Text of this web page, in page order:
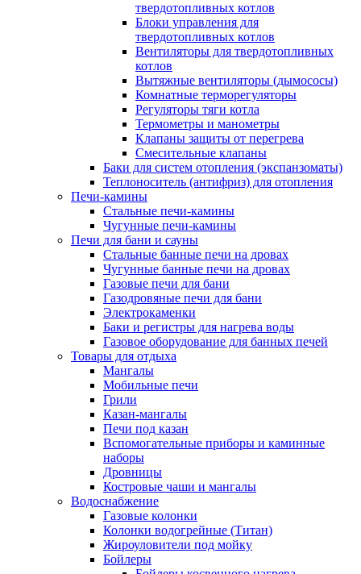
твердотопливных котлов
Блоки управления для
твердотопливных котлов
Вентиляторы для твердотопливных
котлов
Вытяжные вентиляторы (дымососы)
Комнатные терморегуляторы
Регуляторы тяги котла
Термометры и манометры
Клапаны защиты от перегрева
Смесительные клапаны
Баки для систем отопления (экспанзоматы)
Теплоноситель (антифриз) для отопления
Печи-камины
Стальные печи-камины
Чугунные печи-камины
Печи для бани и сауны
Стальные банные печи на дровах
Чугунные банные печи на дровах
Газовые печи для бани
Газодровяные печи для бани
Электрокаменки
Баки и регистры для нагрева воды
Газовое оборудование для банных печей
Товары для отдыха
Мангалы
Мобильные печи
Грили
Казан-мангалы
Печи под казан
Вспомогательные приборы и каминные
наборы
Дровницы
Костровые чаши и мангалы
Водоснабжение
Газовые колонки
Колонки водогрейные (Титан)
Жироуловители под мойку
Бойлеры